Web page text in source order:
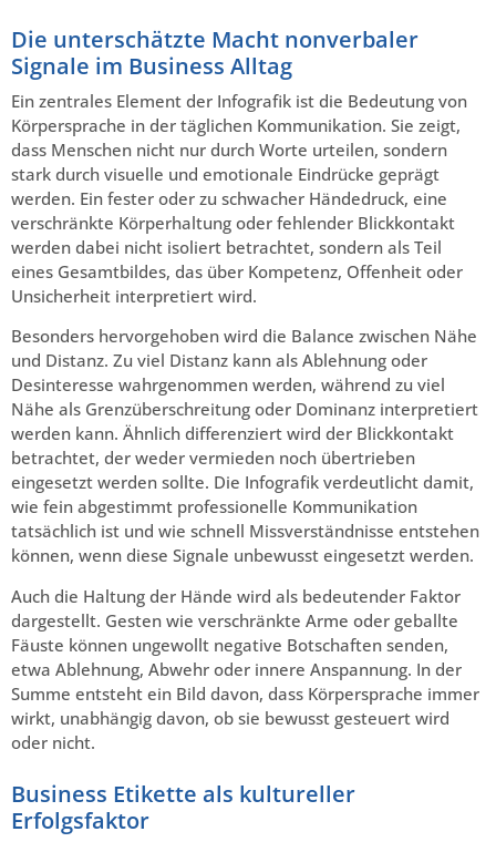
Die unterschätzte Macht nonverbaler
Signale im Business Alltag
Ein zentrales Element der Infografik ist die Bedeutung von
Körpersprache in der täglichen Kommunikation. Sie zeigt,
dass Menschen nicht nur durch Worte urteilen, sondern
stark durch visuelle und emotionale Eindrücke geprägt
werden. Ein fester oder zu schwacher Händedruck, eine
verschränkte Körperhaltung oder fehlender Blickkontakt
werden dabei nicht isoliert betrachtet, sondern als Teil
eines Gesamtbildes, das über Kompetenz, Offenheit oder
Unsicherheit interpretiert wird.
Besonders hervorgehoben wird die Balance zwischen Nähe
und Distanz. Zu viel Distanz kann als Ablehnung oder
Desinteresse wahrgenommen werden, während zu viel
Nähe als Grenzüberschreitung oder Dominanz interpretiert
werden kann. Ähnlich differenziert wird der Blickkontakt
betrachtet, der weder vermieden noch übertrieben
eingesetzt werden sollte. Die Infografik verdeutlicht damit,
wie fein abgestimmt professionelle Kommunikation
tatsächlich ist und wie schnell Missverständnisse entstehen
können, wenn diese Signale unbewusst eingesetzt werden.
Auch die Haltung der Hände wird als bedeutender Faktor
dargestellt. Gesten wie verschränkte Arme oder geballte
Fäuste können ungewollt negative Botschaften senden,
etwa Ablehnung, Abwehr oder innere Anspannung. In der
Summe entsteht ein Bild davon, dass Körpersprache immer
wirkt, unabhängig davon, ob sie bewusst gesteuert wird
oder nicht.
Business Etikette als kultureller
Erfolgsfaktor